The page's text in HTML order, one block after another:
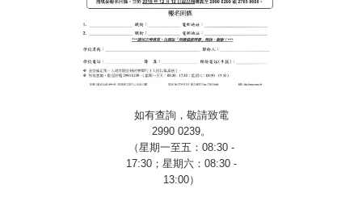
如有查詢，敬請致電
2990 0239。
（星期一至五： 08:30 -
17:30；星期六： 08:30 -
13:00）